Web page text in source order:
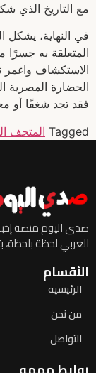
مع التاريخ الذي
في النهاية، يشكل
المتعلقة به جسرًا
الاستكشاف واغمر
الحضارة المصرية
فقد تجد شغفًا أو
Tagged المتحف
صدى اليوم منصة
العربي لحظة
الأقسام
الرئيسيه
من نحن
التواصل